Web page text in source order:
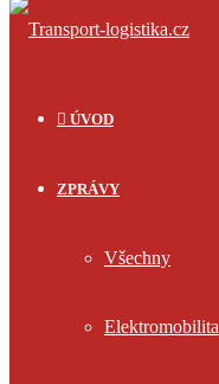
ÚVOD
ZPRÁVY
Všechny
Elektromobilita